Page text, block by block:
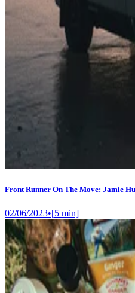
Front Runner On The Move: Jamie
02/06/2023•[5 min]